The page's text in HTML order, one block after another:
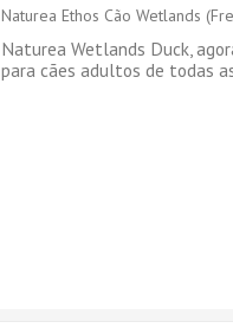
Naturea Ethos Cão Wetlands
Naturea Wetlands Duck,
para cães adultos de todas